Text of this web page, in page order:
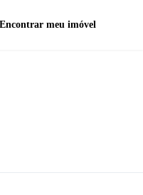
Encontrar meu imóvel